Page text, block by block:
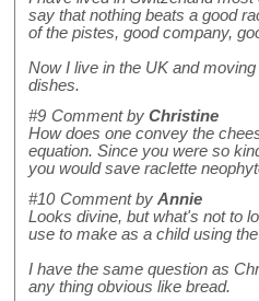
say that nothing beats a good
of the pistes, good company,
Now I live in the UK and
dishes.
#9 Comment by Christine
How does one convey the
equation. Since you were so
you would save raclette
#10 Comment by Annie
Looks divine, but what's not to
use to make as a child using
I have the same question as
any thing obvious like bread.